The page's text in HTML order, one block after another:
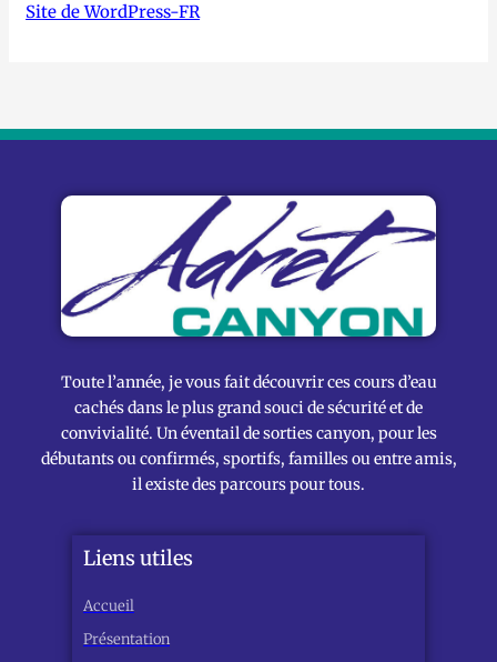
Site de WordPress-FR
Toute l’année, je vous fait découvrir ces cours d’eau
cachés dans le plus grand souci de sécurité et de
convivialité. Un éventail de sorties canyon, pour les
débutants ou confirmés, sportifs, familles ou entre amis,
il existe des parcours pour tous.
Liens utiles
Accueil
Présentation